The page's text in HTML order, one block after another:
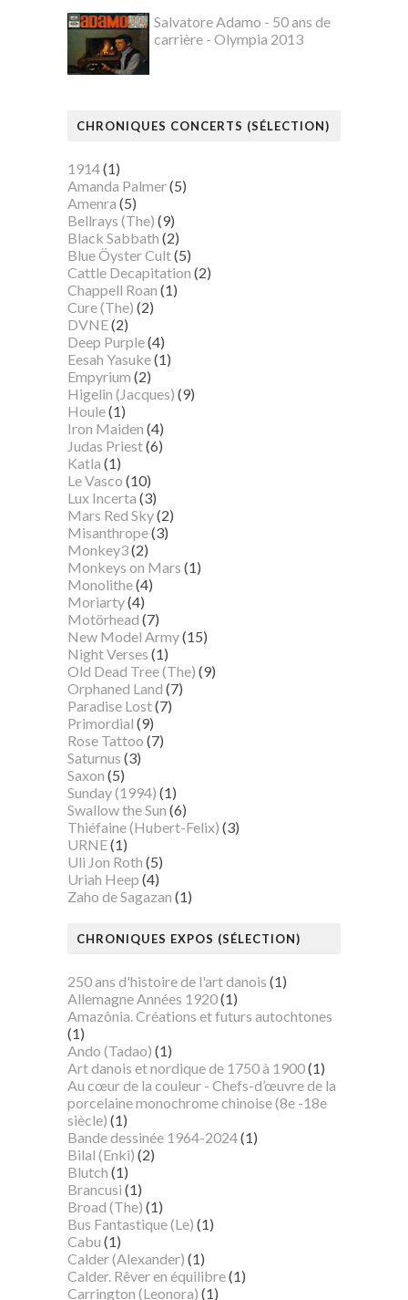
Salvatore Adamo - 50 ans de
carrière - Olympia 2013
CHRONIQUES CONCERTS (SÉLECTION)
1914(1)
Amanda Palmer(5)
Amenra (5)
Bellrays (The) (9)
Black Sabbath (2)
Blue Öyster Cult(5)
Cattle Decapitation (2)
Chappell Roan (1)
Cure (The) (2)
DVNE(2)
Deep Purple(4)
Eesah Yasuke(1)
Empyrium (2)
Higelin (Jacques) (9)
Houle(1)
Iron Maiden (4)
Judas Priest(6)
Katla (1)
Le Vasco (10)
Lux Incerta (3)
Mars Red Sky(2)
Misanthrope(3)
Monkey3(2)
Monkeys on Mars (1)
Monolithe(4)
Moriarty(4)
Motörhead (7)
New Model Army(15)
Night Verses (1)
Old Dead Tree (The) (9)
Orphaned Land (7)
Paradise Lost(7)
Primordial (9)
Rose Tattoo (7)
Saturnus (3)
Saxon (5)
Sunday (1994) (1)
Swallow the Sun (6)
Thiéfaine (Hubert-Felix) (3)
URNE(1)
Uli Jon Roth (5)
Uriah Heep (4)
Zaho de Sagazan (1)
CHRONIQUES EXPOS (SÉLECTION)
250 ans d'histoire de l'art danois (1)
Allemagne Années 1920(1)
Amazônia. Créations et futurs autochtones
(1)
Ando (Tadao) (1)
Art danois et nordique de 1750 à 1900(1)
Au cœur de la couleur - Chefs-d’œuvre de la
porcelaine monochrome chinoise (8e -18e
siècle) (1)
Bande dessinée 1964-2024(1)
Bilal (Enki) (2)
Blutch (1)
Brancusi (1)
Broad (The) (1)
Bus Fantastique (Le) (1)
Cabu (1)
Calder (Alexander) (1)
Calder. Rêver en équilibre(1)
Carrington (Leonora) (1)